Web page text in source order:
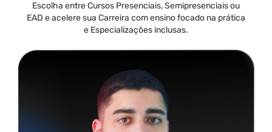
Escolha entre Cursos Presenciais, Semipresenciais ou
EAD e acelere sua Carreira com ensino focado na prática
e Especializações inclusas.